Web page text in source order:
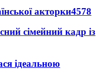
акторки4578
сімейний кадр із
ідеальною